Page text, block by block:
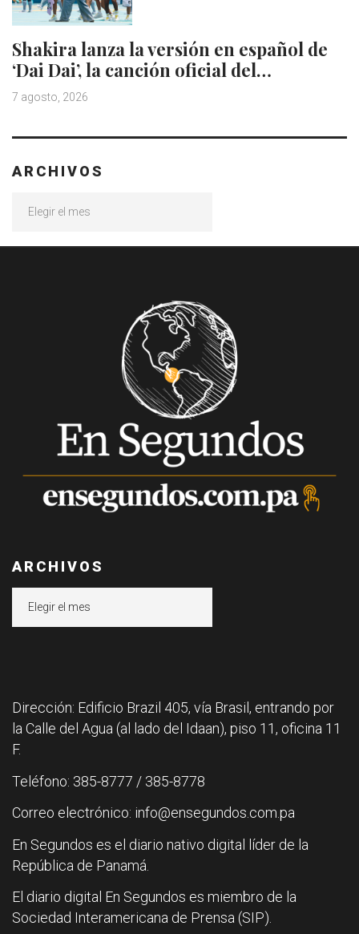
Shakira lanza la versión en español de
‘Dai Dai’, la canción oficial del…
7 agosto, 2026
ARCHIVOS
ARCHIVOS
Dirección: Edificio Brazil 405, vía Brasil, entrando por
la Calle del Agua (al lado del Idaan), piso 11, oficina 11
F.
Teléfono: 385-8777 / 385-8778
Correo electrónico: info@ensegundos.com.pa
En Segundos es el diario nativo digital líder de la
República de Panamá.
El diario digital En Segundos es miembro de la
Sociedad Interamericana de Prensa (SIP).